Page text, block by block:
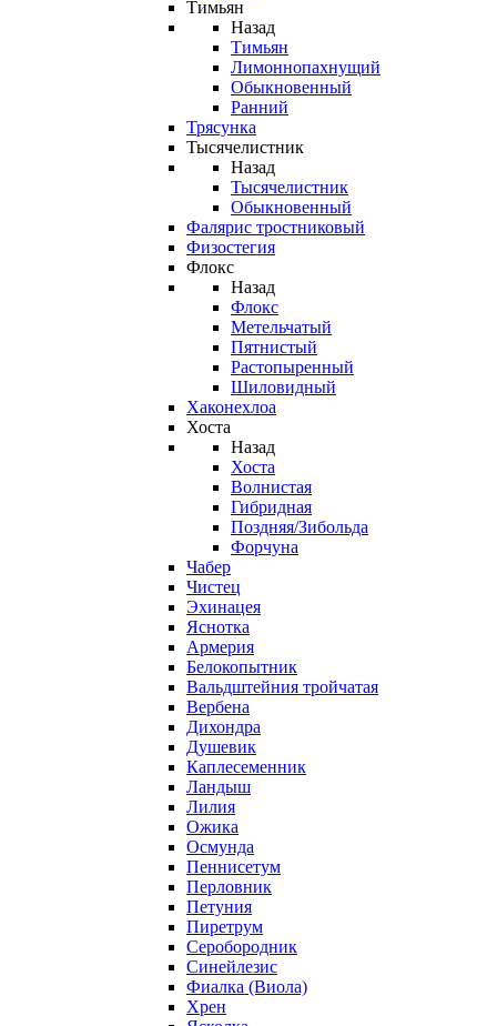
Тимьян
Назад
Тимьян
Лимоннопахнущий
Обыкновенный
Ранний
Трясунка
Тысячелистник
Назад
Тысячелистник
Обыкновенный
Фалярис тростниковый
Физостегия
Флокс
Назад
Флокс
Метельчатый
Пятнистый
Растопыренный
Шиловидный
Хаконехлоа
Хоста
Назад
Хоста
Волнистая
Гибридная
Поздняя/Зибольда
Форчуна
Чабер
Чистец
Эхинацея
Яснотка
Армерия
Белокопытник
Вальдштейния тройчатая
Вербена
Дихондра
Душевик
Каплесеменник
Ландыш
Лилия
Ожика
Осмунда
Пеннисетум
Перловник
Петуния
Пиретрум
Серобородник
Синейлезис
Фиалка (Виола)
Хрен